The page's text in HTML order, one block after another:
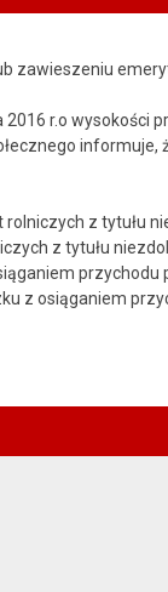
zawieszeniu
r.o wysokości
z tytułu
z tytułu
z osiąganiem